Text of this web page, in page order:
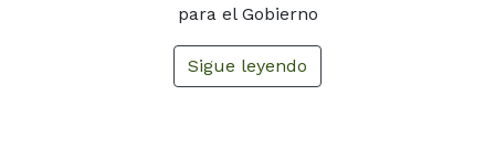
para el Gobierno
Sigue leyendo